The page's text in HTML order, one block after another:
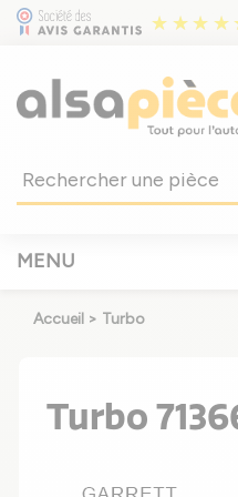
MENU
Accueil > Turbo
Turbo